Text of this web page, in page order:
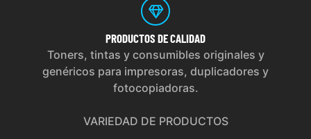
PRODUCTOS DE CALIDAD
Toners, tintas y consumibles originales y
genéricos para impresoras, duplicadores y
fotocopiadoras.
VARIEDAD DE PRODUCTOS